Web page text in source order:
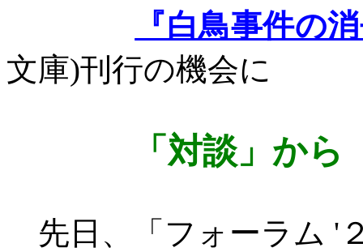
『白鳥事件の
文庫)刊行の機会に
「対談」か
先日、「フォーラム '